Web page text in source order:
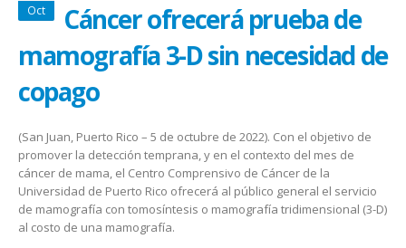
Oct
Cáncer ofrecerá prueba de
mamografía 3-D sin necesidad de
copago
(San Juan, Puerto Rico – 5 de octubre de 2022). Con el objetivo de
promover la detección temprana, y en el contexto del mes de
cáncer de mama, el Centro Comprensivo de Cáncer de la
Universidad de Puerto Rico ofrecerá al público general el servicio
de mamografía con tomosíntesis o mamografía tridimensional (3-D)
al costo de una mamografía.